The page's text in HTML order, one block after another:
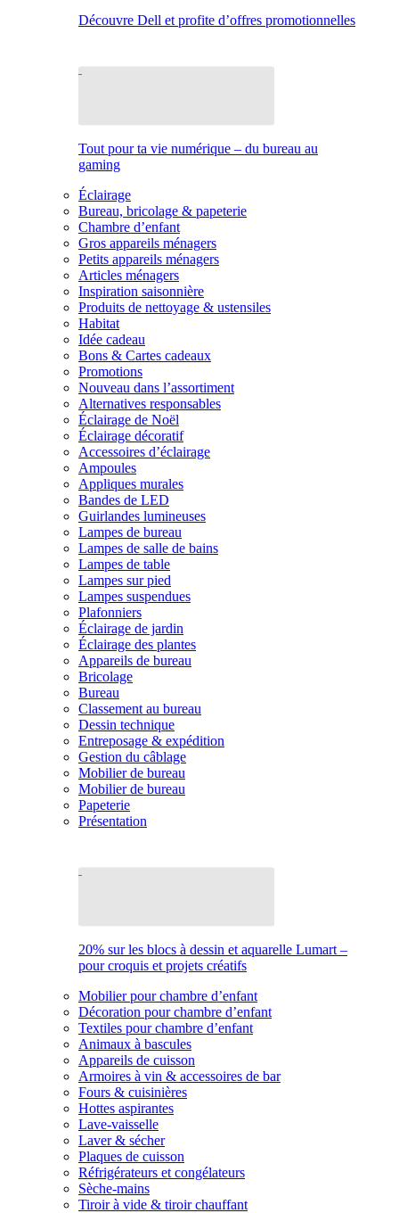
Découvre Dell et profite d’offres promotionnelles
Tout pour ta vie numérique – du bureau au
gaming
Éclairage
Bureau, bricolage & papeterie
Chambre d’enfant
Gros appareils ménagers
Petits appareils ménagers
Articles ménagers
Inspiration saisonnière
Produits de nettoyage & ustensiles
Habitat
Idée cadeau
Bons & Cartes cadeaux
Promotions
Nouveau dans l’assortiment
Alternatives responsables
Éclairage de Noël
Éclairage décoratif
Accessoires d’éclairage
Ampoules
Appliques murales
Bandes de LED
Guirlandes lumineuses
Lampes de bureau
Lampes de salle de bains
Lampes de table
Lampes sur pied
Lampes suspendues
Plafonniers
Éclairage de jardin
Éclairage des plantes
Appareils de bureau
Bricolage
Bureau
Classement au bureau
Dessin technique
Entreposage & expédition
Gestion du câblage
Mobilier de bureau
Mobilier de bureau
Papeterie
Présentation
20% sur les blocs à dessin et aquarelle Lumart –
pour croquis et projets créatifs
Mobilier pour chambre d’enfant
Décoration pour chambre d’enfant
Textiles pour chambre d’enfant
Animaux à bascules
Appareils de cuisson
Armoires à vin & accessoires de bar
Fours & cuisinières
Hottes aspirantes
Lave-vaisselle
Laver & sécher
Plaques de cuisson
Réfrigérateurs et congélateurs
Sèche-mains
Tiroir à vide & tiroir chauffant